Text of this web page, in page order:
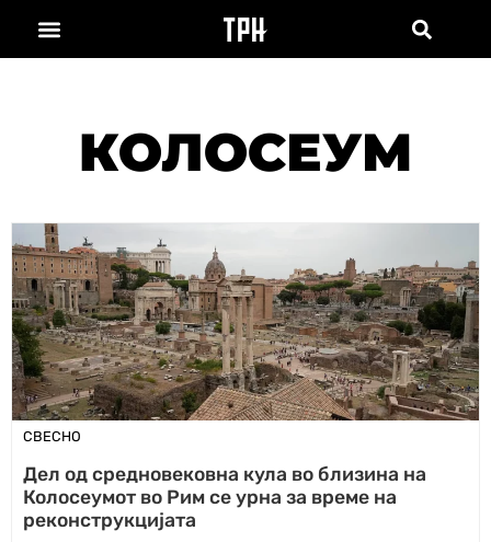
КОЛОСЕУМ
СВЕСНО
Дел од средновековна кула во близина на
Колосеумот во Рим се урна за време на
реконструкцијата